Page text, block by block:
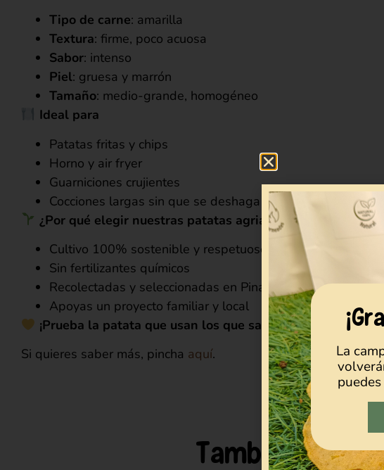
Tipo de carne: amarilla
Textura: firme, poco acuosa
Sabor: intenso
Piel: gruesa y marrón
Tamaño: medio-grande, homogéneo
Ideal para
Patatas fritas y chips
Horno y air fryer
Guarniciones crujientes
Cocciones largas sin que se deshaga
¿Por qué elegir nuestras patatas agrias?
Cultivo 100% sostenible y respetuoso con el suelo
Sin fertilizantes químicos
Recolectadas y seleccionadas en Pinarnegrillo (Segovia)
Apoyas un proyecto familiar y local
¡Prueba la patata que usan los que saben!
Si quieres saber más, pincha aquí.
También te
La
puedes